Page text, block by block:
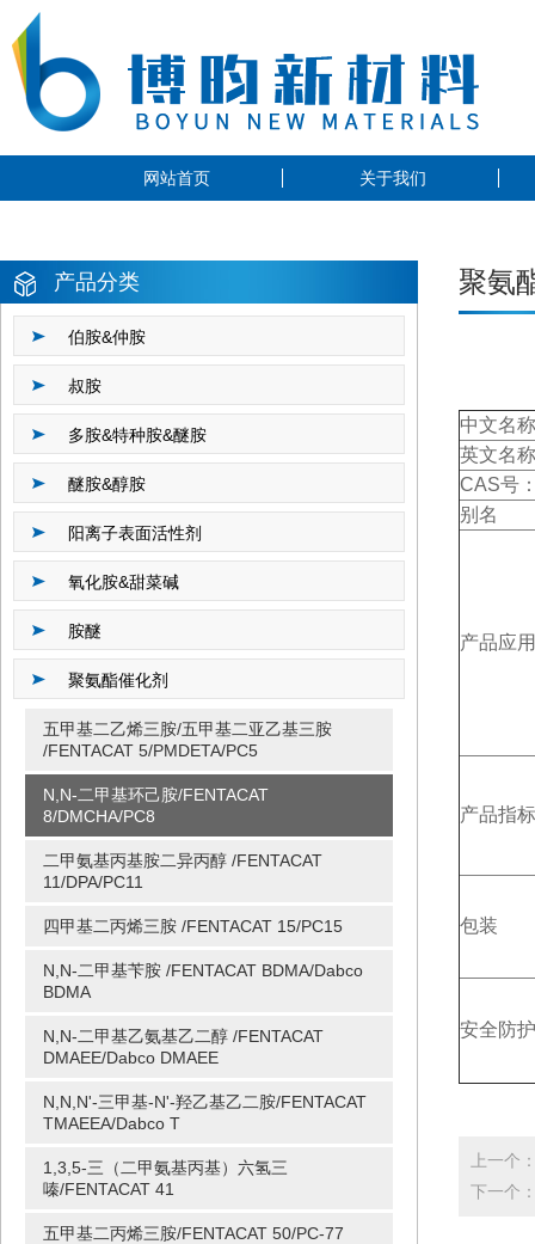
网站首页 关于我们
产品分类
伯胺&仲胺
叔胺
多胺&特种胺&醚胺
醚胺&醇胺
阳离子表面活性剂
氧化胺&甜菜碱
胺醚
聚氨酯催化剂
五甲基二乙烯三胺/五甲基二亚乙基三胺
/FENTACAT 5/PMDETA/PC5
N,N-二甲基环己胺/FENTACAT
8/DMCHA/PC8
二甲氨基丙基胺二异丙醇 /FENTACAT
11/DPA/PC11
四甲基二丙烯三胺 /FENTACAT 15/PC15
N,N-二甲基苄胺 /FENTACAT BDMA/Dabco
BDMA
N,N-二甲基乙氨基乙二醇 /FENTACAT
DMAEE/Dabco DMAEE
N,N,N'-三甲基-N'-羟乙基乙二胺/FENTACAT
TMAEEA/Dabco T
1,3,5-三（二甲氨基丙基）六氢三
嗪/FENTACAT 41
五甲基二丙烯三胺/FENTACAT 50/PC-77
聚氨
中文名称
英文名称
CAS号
别名
产品应
产品指标
包装
安全防护
上一个
下一个